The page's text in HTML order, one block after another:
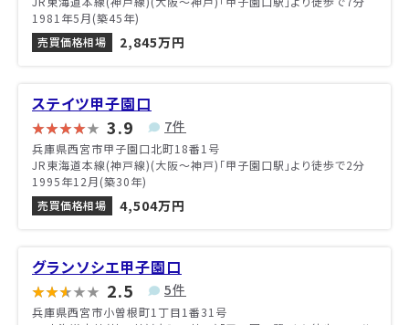
1981年5月(築45年)
売買価格相場
2,845万円
ステイツ甲子園口
3.9 7件
兵庫県西宮市甲子園口北町18番1号
JR東海道本線(神戸線)(大阪～神戸)「甲子園口駅」より徒歩で2分
1995年12月(築30年)
売買価格相場
4,504万円
グランソシエ甲子園口
2.5 5件
兵庫県西宮市小曽根町1丁目1番31号